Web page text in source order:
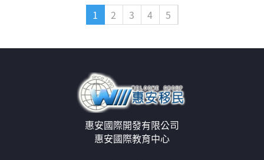
1 2 3 4 5
惠安國際開發有限公司
惠安國際教育中心